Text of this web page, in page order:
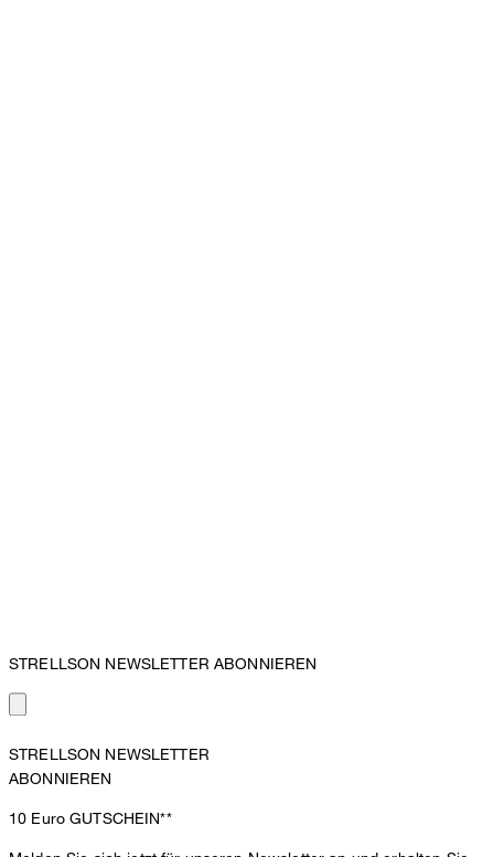
STRELLSON NEWSLETTER ABONNIEREN
STRELLSON NEWSLETTER
ABONNIEREN
10 EuroGUTSCHEIN**